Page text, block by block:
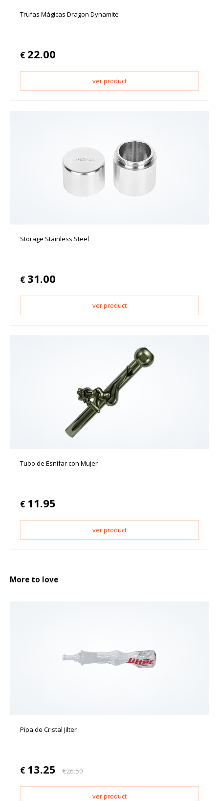
Trufas Mágicas Dragon Dynamite
€ 22.00
ver product
Storage Stainless Steel
€ 31.00
ver product
Tubo de Esnifar con Mujer
€ 11.95
ver product
More to love
Pipa de Cristal Jilter
€ 13.25 €26.50
ver product